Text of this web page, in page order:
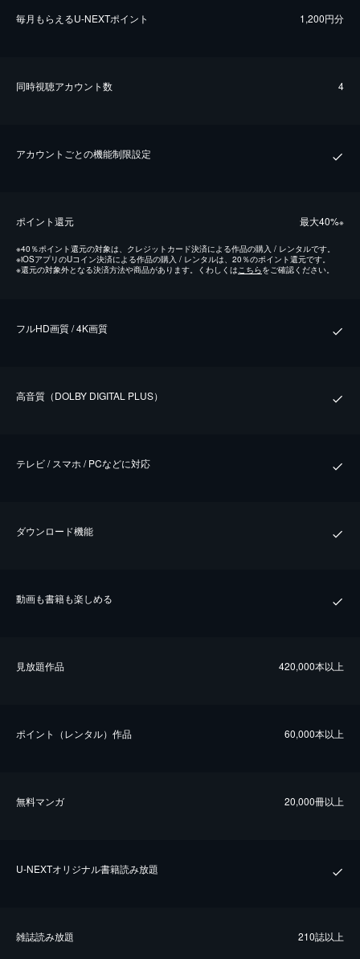
毎⽉もらえるU-NEXTポイント 1,200円分
同時視聴アカウント数 4
アカウントごとの機能制限設定
ポイント還元 最⼤40%※
※40％ポイント還元の対象は、クレジットカード決済による作品の購入 / レンタルです。
※iOSアプリのUコイン決済による作品の購入 / レンタルは、20％のポイント還元です。
※還元の対象外となる決済方法や商品があります。くわしくはこちらをご確認ください。
フルHD画質 / 4K画質
⾼⾳質（DOLBY DIGITAL PLUS）
テレビ / スマホ / PCなどに対応
ダウンロード機能
動画も書籍も楽しめる
⾒放題作品 420,000本以上
ポイント（レンタル）作品 60,000本以上
無料マンガ 20,000冊以上
U-NEXTオリジナル書籍読み放題
雑誌読み放題 210誌以上